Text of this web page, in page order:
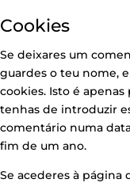
Cookies
Se deixares um
guardes o teu nome,
cookies. Isto é
tenhas de introduzir
comentário numa
fim de um ano.
Se acederes à página